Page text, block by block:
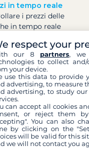
in tempo reale
i prezzi delle
in tempo reale
garanzie?
francese
solida con un
di 4 presso la
de France
respect your
our 8 partners, we
to collect
your device.
use this data to provide
advertising, to measure
advertising, to study
can accept all cookies
or reject them
You can also
by clicking on the
will be valid for this
we will not contact you